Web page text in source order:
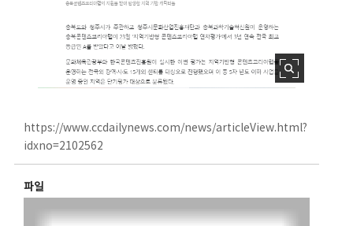
https://www.ccdailynews.com/news/articleView.html?
idxno=2102562
파일